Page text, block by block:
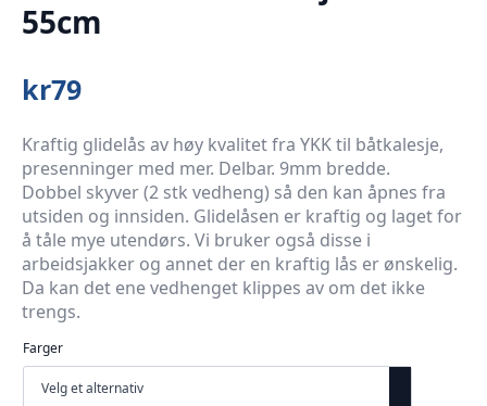
55cm
kr79
Kraftig glidelås av høy kvalitet fra YKK til båtkalesje,
presenninger med mer. Delbar. 9mm bredde.
Dobbel skyver (2 stk vedheng) så den kan åpnes fra
utsiden og innsiden. Glidelåsen er kraftig og laget for
å tåle mye utendørs. Vi bruker også disse i
arbeidsjakker og annet der en kraftig lås er ønskelig.
Da kan det ene vedhenget klippes av om det ikke
trengs.
Farger